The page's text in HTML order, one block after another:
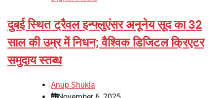
दुबई स्थित ट्रैवल इन्फ्लुएंसर अनूनेय सूद का 32
साल की उम्र में निधन; वैश्विक डिजिटल क्रिएटर
समुदाय स्तब्ध
Anup Shukla